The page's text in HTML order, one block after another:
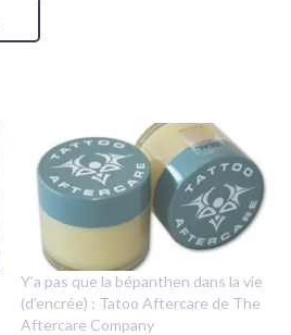
Y’a pas que la bépanthen dans la vie
(d’encrée) : Tatoo Aftercare de The
Aftercare Company